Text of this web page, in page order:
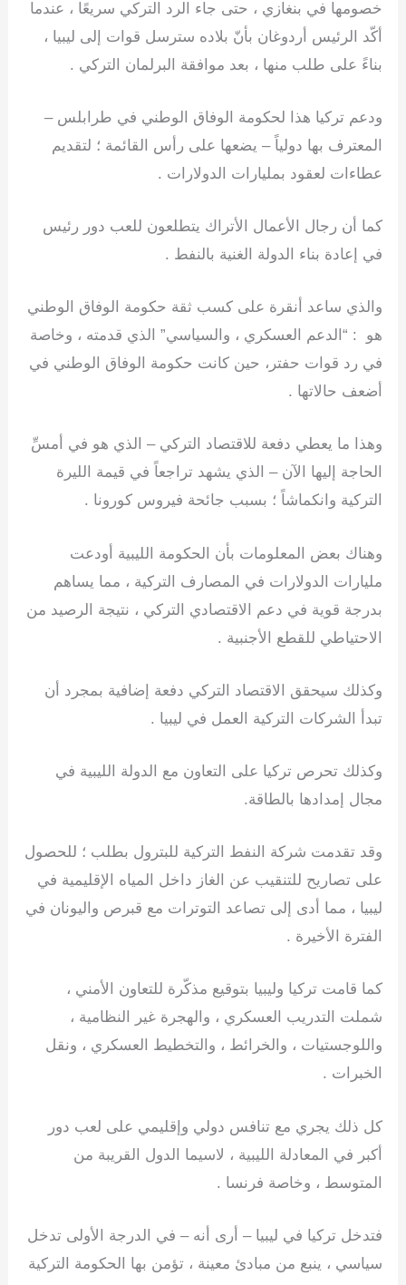
خصومها في بنغازي ، حتى جاء الرد التركي سريعًا ، عندما
أكّد الرئيس أردوغان بأنّ بلاده سترسل قوات إلى ليبيا ،
بناءً على طلب منها ، بعد موافقة البرلمان التركي .
ودعم تركيا هذا لحكومة الوفاق الوطني في طرابلس –
المعترف بها دولياً – يضعها على رأس القائمة ؛ لتقديم
عطاءات لعقود بمليارات الدولارات .
كما أن رجال الأعمال الأتراك يتطلعون للعب دور رئيس
في إعادة بناء الدولة الغنية بالنفط .
والذي ساعد أنقرة على كسب ثقة حكومة الوفاق الوطني
هو : “الدعم العسكري ، والسياسي” الذي قدمته ، وخاصة
في رد قوات حفتر، حين كانت حكومة الوفاق الوطني في
أضعف حالاتها .
وهذا ما يعطي دفعة للاقتصاد التركي – الذي هو في أمسِّ
الحاجة إليها الآن – الذي يشهد تراجعاً في قيمة الليرة
التركية وانكماشاً ؛ بسبب جائحة فيروس كورونا .
وهناك بعض المعلومات بأن الحكومة الليبية أودعت
مليارات الدولارات في المصارف التركية ، مما يساهم
بدرجة قوية في دعم الاقتصادي التركي ، نتيجة الرصيد من
الاحتياطي للقطع الأجنبية .
وكذلك سيحقق الاقتصاد التركي دفعة إضافية بمجرد أن
تبدأ الشركات التركية العمل في ليبيا .
وكذلك تحرص تركيا على التعاون مع الدولة الليبية في
مجال إمدادها بالطاقة.
وقد تقدمت شركة النفط التركية للبترول بطلب ؛ للحصول
على تصاريح للتنقيب عن الغاز داخل المياه الإقليمية في
ليبيا ، مما أدى إلى تصاعد التوترات مع قبرص واليونان في
الفترة الأخيرة .
كما قامت تركيا وليبيا بتوقيع مذكّرة للتعاون الأمني ،
شملت التدريب العسكري ، والهجرة غير النظامية ،
واللوجستيات ، والخرائط ، والتخطيط العسكري ، ونقل
الخبرات .
كل ذلك يجري مع تنافس دولي وإقليمي على لعب دور
أكبر في المعادلة الليبية ، لاسيما الدول القريبة من
المتوسط ، وخاصة فرنسا .
فتدخل تركيا في ليبيا – أرى أنه – في الدرجة الأولى تدخل
سياسي ، ينبع من مبادئ معينة ، تؤمن بها الحكومة التركية